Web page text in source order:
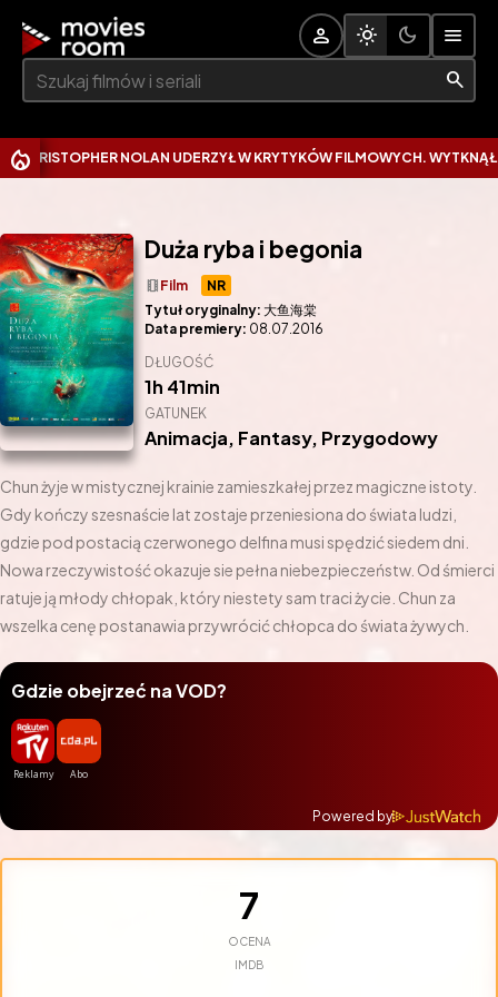
Szukaj:
NOLAN UDERZYŁ W KRYTYKÓW FILMOWYCH. WYTKNĄŁ IM
Duża ryba i begonia
NR
theaters Film
Tytuł oryginalny: 大鱼海棠
Data premiery: 08.07.2016
Chun żyje w mistycznej krainie zamieszkałej przez magiczne istoty.
Gdy kończy szesnaście lat zostaje przeniesiona do świata ludzi,
gdzie pod postacią czerwonego delfina musi spędzić siedem dni.
Nowa rzeczywistość okazuje sie pełna niebezpieczeństw. Od śmierci
ratuje ją młody chłopak, który niestety sam traci życie. Chun za
wszelka cenę postanawia przywrócić chłopca do świata żywych.
DŁUGOŚĆ
1h 41min
GATUNEK
Animacja, Fantasy, Przygodowy
Gdzie obejrzeć na VOD?
Powered by
7
OCENA
IMDB